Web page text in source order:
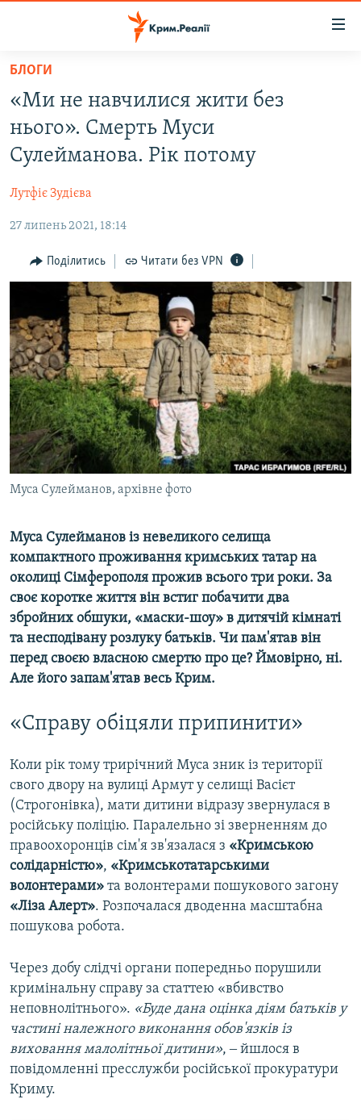
Перейти
основного
матеріалу
Перейти
до
основної
навігації
Перейти
пошуку
ВІДЕО ТА ФОТО
БЛОГИ
ПОГЛЯД
ІНТЕРВ'Ю
ВСЕ ЗА ДЕНЬ
СПЕЦПРОЕКТИ
ДЕПОРТАЦІЯ
ВІДЕОУРОКИ «ELIFBE»
СВІДЧЕННЯ ОКУПАЦІЇ
УКРАЇНСЬКА ПРОБЛЕМА КРИМУ
ІНФОГРАФІКА
ЯК ОБІЙТИ БЛОКУВАННЯ
Русский
Qırımtatar
ДОЛУЧАЙСЯ!
Усі сайти RFE/RL
БЛОГИ
«Ми не навчилися жити без
нього». Смерть Муси
Сулейманова. Рік потому
Лутфіє Зудієва
27 липень 2021, 18:14
Поділитись Читати без VPN
Муса Сулейманов, архівне фото
Муса Сулейманов із невеликого селища
компактного проживання кримських татар на
околиці Сімферополя прожив всього три роки. За
своє коротке життя він встиг побачити два
збройних обшуки, «маски-шоу» в дитячій кімнаті
та несподівану розлуку батьків. Чи пам'ятав він
перед своєю власною смертю про це? Ймовірно, ні.
Але його запам'ятав весь Крим.
«Справу обіцяли припинити»
Коли рік тому трирічний Муса зник із території
свого двору на вулиці Армут у селищі Васієт
(Строгонівка), мати дитини відразу звернулася в
російську поліцію. Паралельно зі зверненням до
правоохоронців сім'я зв'язалася з «Кримською
солідарністю», «Кримськотатарськими
волонтерами» та волонтерами пошукового загону
«Ліза Алерт». Розпочалася дводенна масштабна
пошукова робота.
Через добу слідчі органи попередньо порушили
кримінальну справу за статтею «вбивство
неповнолітнього». «Буде дана оцінка діям батьків у
частині належного виконання обов'язків із
виховання малолітньої дитини», ‒ йшлося в
повідомленні пресслужби російської прокуратури
Криму.